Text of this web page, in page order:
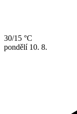
30/15 °C
pondělí 10. 8.